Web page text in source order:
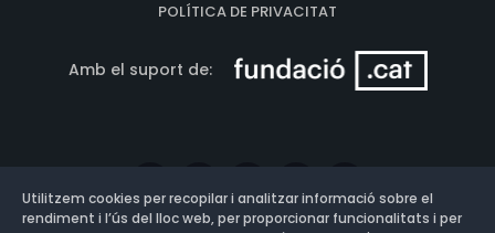
POLÍTICA DE PRIVACITAT
Amb el suport de:
Utilitzem cookies per recopilar i analitzar informació sobre el
rendiment i l’ús del lloc web, per proporcionar funcionalitats i per